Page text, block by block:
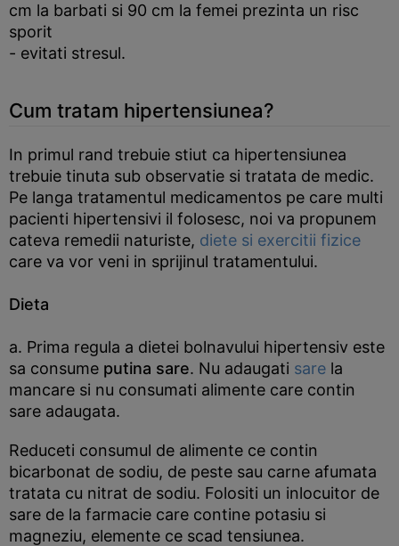
cm la barbati si 90 cm la femei prezinta un risc
sporit
- evitati stresul.
Cum tratam hipertensiunea?
In primul rand trebuie stiut ca hipertensiunea
trebuie tinuta sub observatie si tratata de medic.
Pe langa tratamentul medicamentos pe care multi
pacienti hipertensivi il folosesc, noi va propunem
cateva remedii naturiste, diete si exercitii fizice
care va vor veni in sprijinul tratamentului.
Dieta
a. Prima regula a dietei bolnavului hipertensiv este
sa consume putina sare. Nu adaugati sare la
mancare si nu consumati alimente care contin
sare adaugata.
Reduceti consumul de alimente ce contin
bicarbonat de sodiu, de peste sau carne afumata
tratata cu nitrat de sodiu. Folositi un inlocuitor de
sare de la farmacie care contine potasiu si
magneziu, elemente ce scad tensiunea.